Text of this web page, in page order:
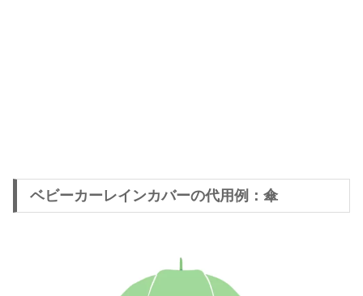
ベビーカーレインカバーの代用例：傘